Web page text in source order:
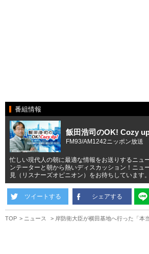
番組情報
飯田浩司のOK! Cozy
FM93/AM1242ニッポン放
忙しい現代人の朝に最適な情報をお送りするニュ
ンテーターと朝から熱いディスカッション！ニュ
見（リスナーズオピニオン）をお待ちしています。
ツイートする シェアする
TOP ニュース 岸防衛大臣が横田基地へ行った「本